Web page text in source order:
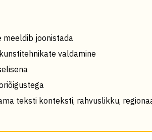
meeldib joonistada
valdamine
teksti konteksti, rahvuslikku,